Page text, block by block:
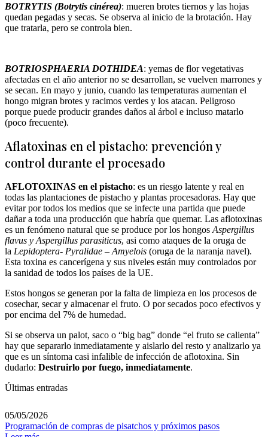
BOTRYTIS (Botrytis cinérea): mueren brotes tiernos y las hojas
quedan pegadas y secas. Se observa al inicio de la brotación. Hay
que tratarla, pero se controla bien.
BOTRIOSPHAERIA DOTHIDEA: yemas de flor vegetativas
afectadas en el año anterior no se desarrollan, se vuelven marrones y
se secan. En mayo y junio, cuando las temperaturas aumentan el
hongo migran brotes y racimos verdes y los atacan. Peligroso
porque puede producir grandes daños al árbol e incluso matarlo
(poco frecuente).
Aflatoxinas en el pistacho: prevención y
control durante el procesado
AFLOTOXINAS en el pistacho: es un riesgo latente y real en
todas las plantaciones de pistacho y plantas procesadoras. Hay que
evitar por todos los medios que se infecte una partida que puede
dañar a toda una producción que habría que quemar. Las aflotoxinas
es un fenómeno natural que se produce por los hongos Aspergillus
flavus y Aspergillus parasiticus, asi como ataques de la oruga de
la Lepidoptera- Pyralidae – Amyelois (oruga de la naranja navel).
Esta toxina es cancerígena y sus niveles están muy controlados por
la sanidad de todos los países de la UE.
Estos hongos se generan por la falta de limpieza en los procesos de
cosechar, secar y almacenar el fruto. O por secados poco efectivos y
por encima del 7% de humedad.
Si se observa un palot, saco o “big bag” donde “el fruto se calienta”
hay que separarlo inmediatamente y aislarlo del resto y analizarlo ya
que es un síntoma casi infalible de infección de aflotoxina. Sin
dudarlo: Destruirlo por fuego, inmediatamente.
Últimas entradas
05/05/2026
Programación de compras de pisatchos y próximos pasos